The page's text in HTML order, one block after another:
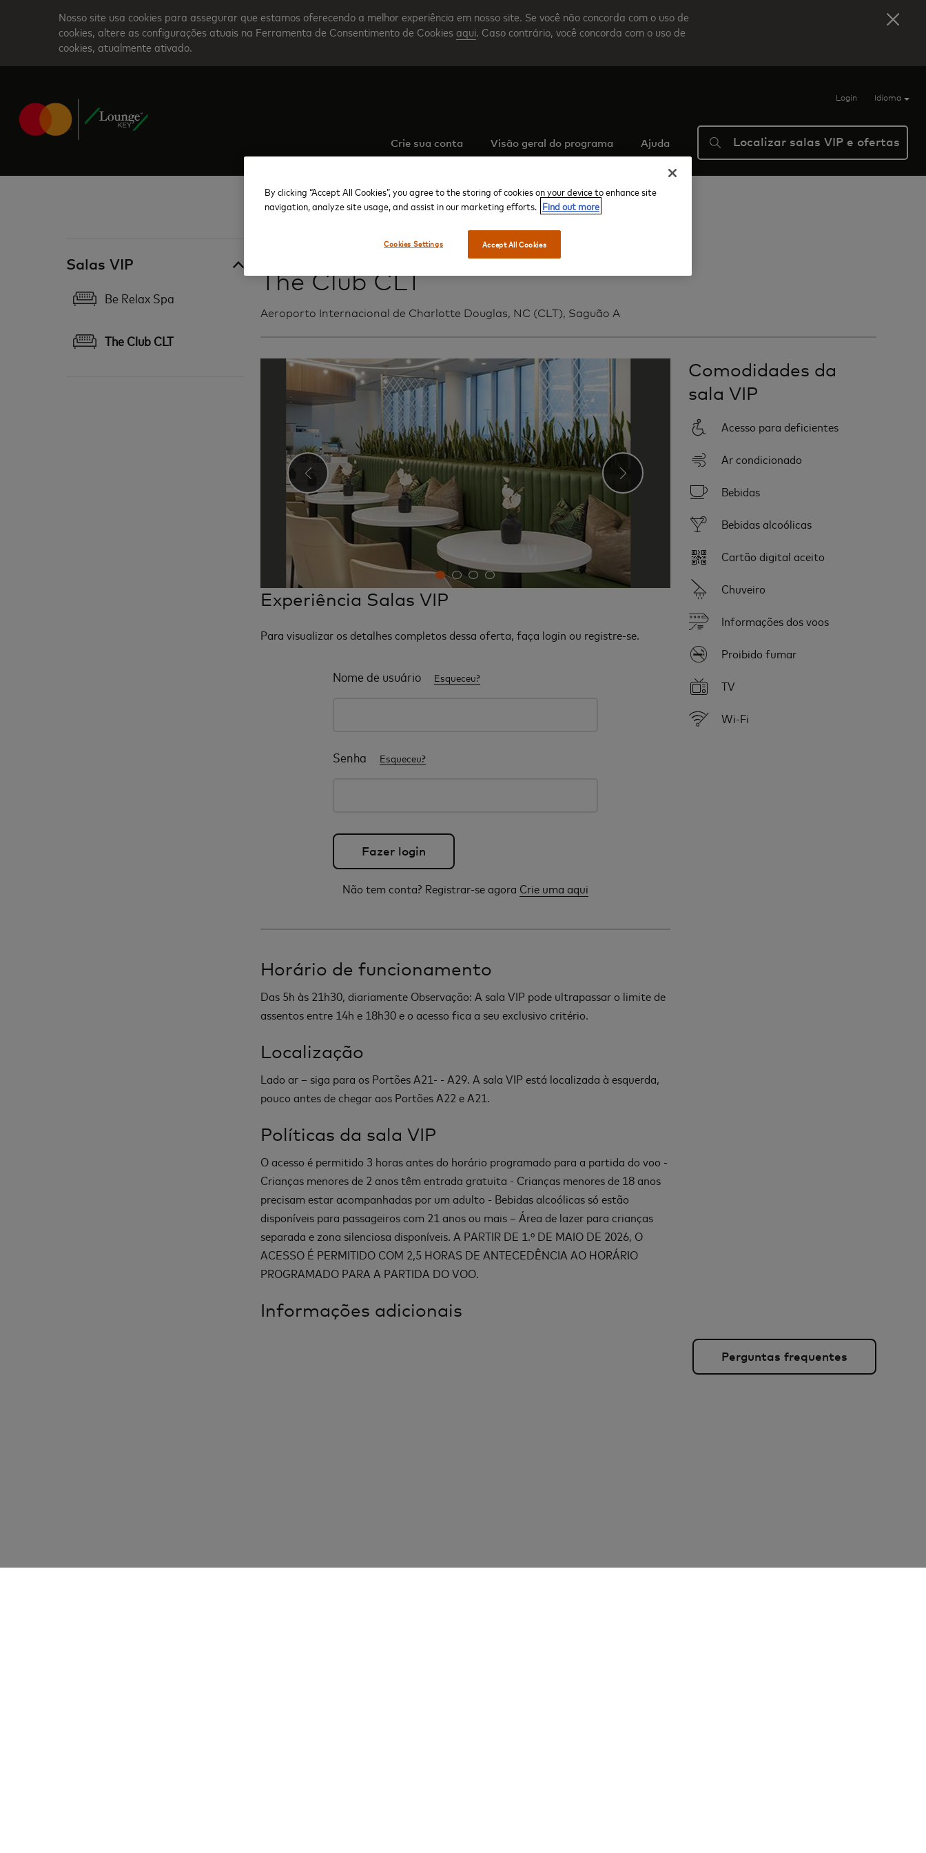
content
Nosso site usa cookies para assegurar que estamos oferecendo a melhor experiência em nosso site. Se você não concorda com o uso de
cookies, altere as configurações atuais na Ferramenta de Consentimento de Cookies aqui. Caso contrário, você concorda com o uso de
cookies, atualmente ativado.
Login Idioma
Crie sua conta Visão geral do programa Ajuda Localizar salas VIP e ofertas
Salas VIP
Be Relax Spa
The Club CLT
Aeroporto Internacional de Charlotte Douglas, NC Saguão A
The Club CLT
Aeroporto Internacional de Charlotte Douglas, NC (CLT), Saguão A
‹ ›
Experiência Salas VIP
Para visualizar os detalhes completos dessa oferta, faça login ou registre-se.
Nome de usuário Esqueceu?
Senha Esqueceu?
Não tem conta? Registrar-se agora Crie uma aqui
Horário de funcionamento
Das 5h às 21h30, diariamente Observação: A sala VIP pode ultrapassar o limite de
assentos entre 14h e 18h30 e o acesso fica a seu exclusivo critério.
Localização
Lado ar – siga para os Portões A21- - A29. A sala VIP está localizada à esquerda,
pouco antes de chegar aos Portões A22 e A21.
Políticas da sala VIP
O acesso é permitido 3 horas antes do horário programado para a partida do voo -
Crianças menores de 2 anos têm entrada gratuita - Crianças menores de 18 anos
precisam estar acompanhadas por um adulto - Bebidas alcoólicas só estão
disponíveis para passageiros com 21 anos ou mais – Área de lazer para crianças
separada e zona silenciosa disponíveis. A PARTIR DE 1.º DE MAIO DE 2026, O
ACESSO É PERMITIDO COM 2,5 HORAS DE ANTECEDÊNCIA AO HORÁRIO
PROGRAMADO PARA A PARTIDA DO VOO.
Informações adicionais
Comodidades da
sala VIP
Acesso para deficientes
Ar condicionado
Bebidas
Bebidas alcoólicas
Cartão digital aceito
Chuveiro
Informações dos voos
Proibido fumar
TV
Wi-Fi
Perguntas frequentes
By clicking “Accept All Cookies”, you agree to the storing of cookies on your device to enhance site
navigation, analyze site usage, and assist in our marketing efforts. Find out more
Accept All Cookies
Cookies Settings